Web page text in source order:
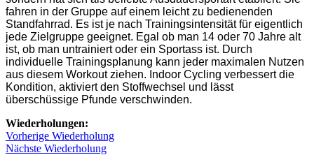
fahren in der Gruppe auf einem leicht zu bedienenden
Standfahrrad. Es ist je nach Trainingsintensität für eigentlich
jede Zielgruppe geeignet. Egal ob man 14 oder 70 Jahre alt
ist, ob man untrainiert oder ein Sportass ist. Durch
individuelle Trainingsplanung kann jeder maximalen Nutzen
aus diesem Workout ziehen. Indoor Cycling verbessert die
Kondition, aktiviert den Stoffwechsel und lässt
überschüssige Pfunde verschwinden.
Wiederholungen:
Vorherige Wiederholung
Nächste Wiederholung